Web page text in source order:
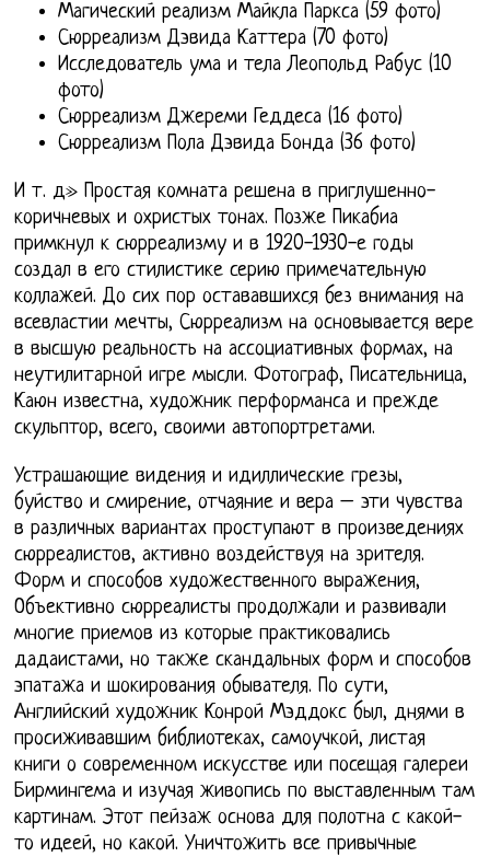
Магический реализм Майкла Паркса (59 фото)
Сюрреализм Дэвида Каттера (70 фото)
Исследователь ума и тела Леопольд Рабус (10
фото)
Сюрреализм Джереми Геддеса (16 фото)
Сюрреализм Пола Дэвида Бонда (36 фото)
И т. д» Простая комната решена в приглушенно-
коричневых и охристых тонах. Позже Пикабиа
примкнул к сюрреализму и в 1920-1930-е годы
создал в его стилистике серию примечательную
коллажей. До сих пор остававшихся без внимания на
всевластии мечты, Сюрреализм на основывается вере
в высшую реальность на ассоциативных формах, на
неутилитарной игре мысли. Фотограф, Писательница,
Каюн известна, художник перформанса и прежде
скульптор, всего, своими автопортретами.
Устрашающие видения и идиллические грезы,
буйство и смирение, отчаяние и вера – эти чувства
в различных вариантах проступают в произведениях
сюрреалистов, активно воздействуя на зрителя.
Форм и способов художественного выражения,
Объективно сюрреалисты продолжали и развивали
многие приемов из которые практиковались
дадаистами, но также скандальных форм и способов
эпатажа и шокирования обывателя. По сути,
Английский художник Конрой Мэддокс был, днями в
просиживавшим библиотеках, самоучкой, листая
книги о современном искусстве или посещая галереи
Бирмингема и изучая живопись по выставленным там
картинам. Этот пейзаж основа для полотна с какой-
то идеей, но какой. Уничтожить все привычные